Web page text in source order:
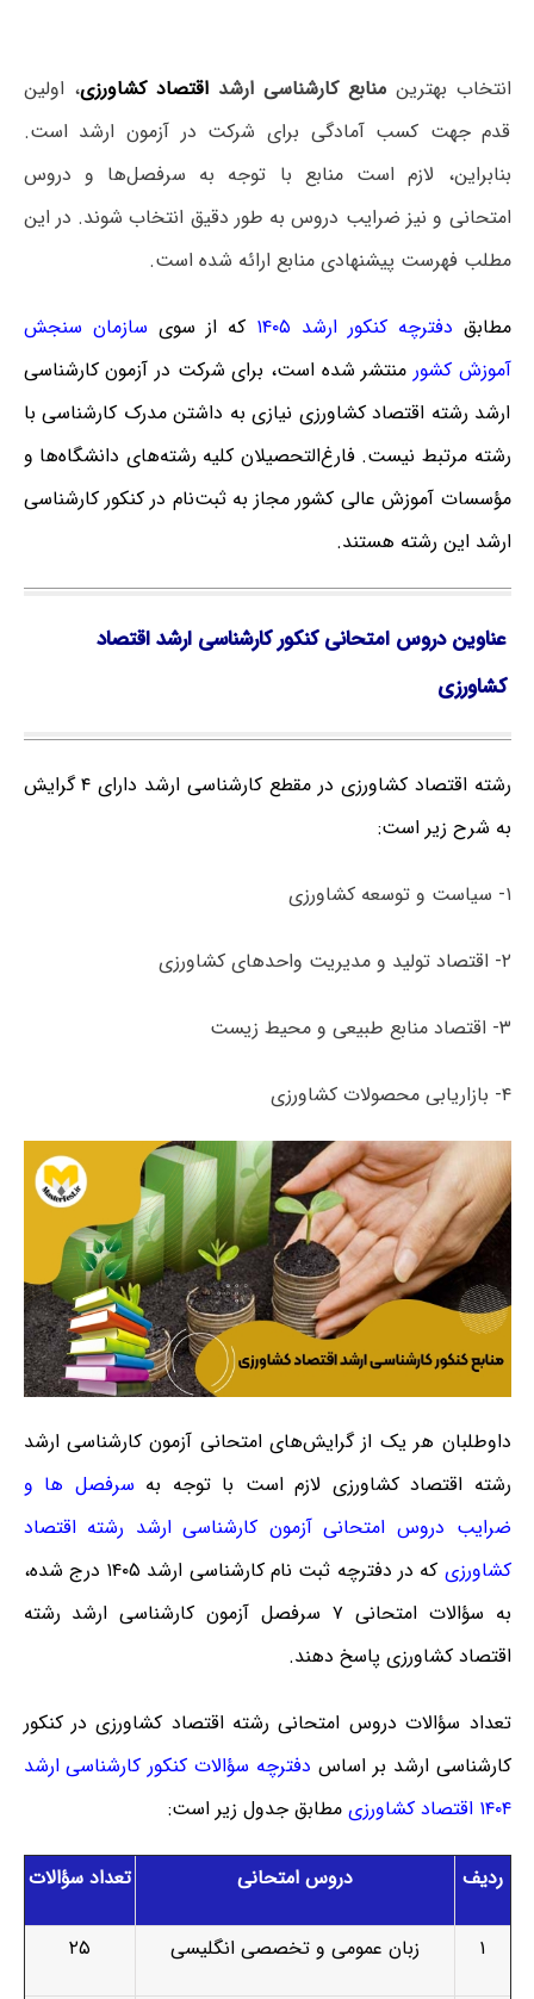
انتخاب بهترینمنابع کارشناسی ارشداقتصاد کشاورزی، اولین
قدم جهت کسب آمادگی برای شرکت در آزمون ارشد است.
بنابراین، لازم است منابع با توجه به سرفصل‌ها و دروس
امتحانی و نیز ضرایب دروس به طور دقیق انتخاب شوند. در این
مطلب فهرست پیشنهادی منابع ارائه شده است.
مطابق دفترچه کنکور ارشد ۱۴۰۵ کهاز سوی سازمان سنجش
آموزش کشور منتشر شده است، برای شرکت در آزمون کارشناسی
ارشد رشته اقتصاد کشاورزی نیازی به داشتن مدرک کارشناسی با
رشته مرتبط نیست. فارغ‌‌التحصیلان کلیه رشته‌های دانشگاه‌ها و
مؤسسات آموزش عالی کشور مجاز به ثبت‌نام در کنکور کارشناسی
ارشد این رشته هستند.
عناوین دروس امتحانی کنکور کارشناسی ارشد اقتصاد
کشاورزی
رشته اقتصاد کشاورزی در مقطع کارشناسی ارشد دارای ۴ گرایش
به شرح زیر است:
۱- سیاست و توسعه کشاورزی
۲- اقتصاد تولید و مدیریت واحدهای کشاورزی
۳- اقتصاد منابع طبیعی و محیط زیست
۴- بازاریابی محصولات کشاورزی
داوطلبان هر یک از گرایش‌های امتحانی آزمون کارشناسی ارشد
رشته اقتصاد کشاورزی لازم است با توجه به سرفصل ها و
ضرایب دروس امتحانی آزمون کارشناسی ارشد رشته اقتصاد
کشاورزی
که در دفترچه ثبت نام کارشناسی ارشد ۱۴۰۵ درج شده،
به سؤالات امتحانی ۷ سرفصل آزمون کارشناسی ارشد رشته
اقتصاد کشاورزی پاسخ دهند.
تعداد سؤالات دروس امتحانی رشته اقتصاد کشاورزی در کنکور
کارشناسی ارشد بر اساس دفترچه سؤالات کنکور کارشناسی ارشد
۱۴۰۴ اقتصاد کشاورزی
مطابق جدول زیر است:
ردیف دروس امتحانی تعداد سؤالات
۱ زبان عمومی و تخصصی انگلیسی ۲۵